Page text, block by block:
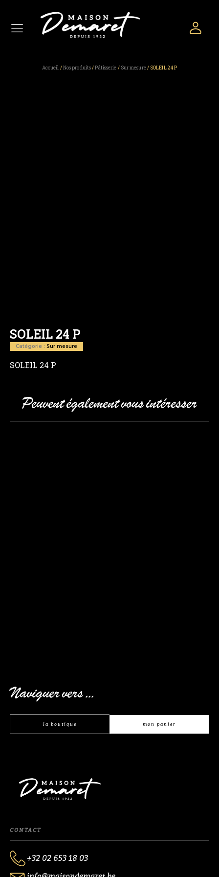
Accueil /Nos produits/Pâtisserie / Sur mesure/ SOLEIL 24 P
SOLEIL 24 P
Catégorie : Sur mesure
SOLEIL 24 P
Peuvent également vous intéresser
Naviguer vers ...
la boutique mon panier
CONTACT
+32 02 653 18 03